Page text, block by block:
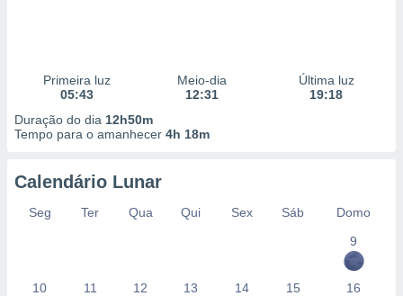
Primeira luz
05:43
Meio-dia
12:31
Última luz
19:18
Duração do dia 12h50m
Tempo para o amanhecer 4h 18m
Calendário Lunar
Seg Ter Qua Qui Sex Sáb
Domo
9
10 11 12 13 14 15 16